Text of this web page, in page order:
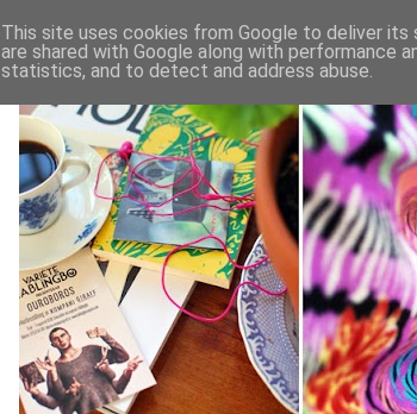
This site uses cookies from Google to deliver its
are shared with Google along with performance
statistics, and to detect and address abuse.